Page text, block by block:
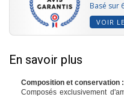
Basé sur
VOIR
En savoir plus
Composition et conservation :
Composés exclusivement